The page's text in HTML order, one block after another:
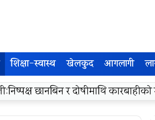
शिक्षा-स्वास्थ खेलकुद आगलागी
विद्यार्थीलाई शैक्षिक तथा खेलकुद